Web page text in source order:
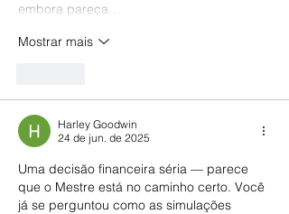
embora pareça…
Mostrar mais
Harley Goodwin
24 de jun. de 2025
Uma decisão financeira séria — parece
que o Mestre está no caminho certo. Você
já se perguntou como as simulações